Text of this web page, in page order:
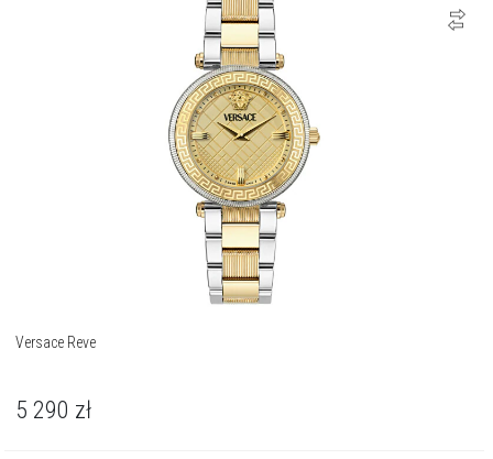
Versace Reve
5 290 zł